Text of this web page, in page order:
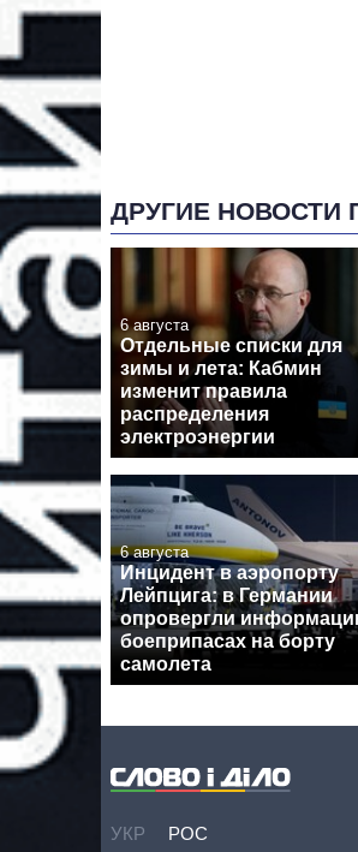
ДРУГИЕ НОВОСТИ
6 августа
Отдельные списки для
зимы и лета: Кабмин
изменит правила
распределения
электроэнергии
6 августа
Инцидент в аэропорту
Лейпцига: в Германии
опровергли
боеприпасах на борту
самолета
УКР РОС